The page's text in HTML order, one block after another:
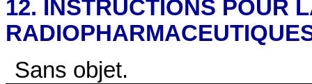
12. INSTRUCTIONS POUR
Sans objet.